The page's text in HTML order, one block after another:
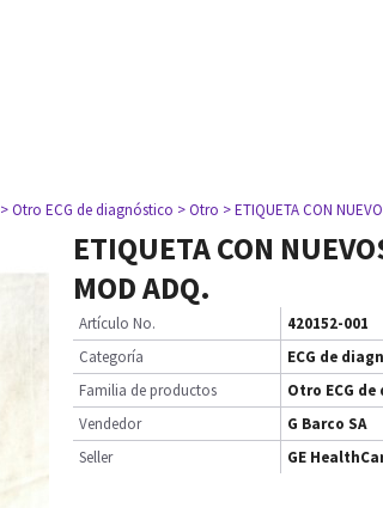
> Otro ECG de diagnóstico > Otro > ETIQUETA CON
ETIQUETA CON
MOD ADQ.
Artículo No.
420152-001
Categoría
ECG de
Familia de productos
Otro ECG
Vendedor
G Barco SA
Seller
GE